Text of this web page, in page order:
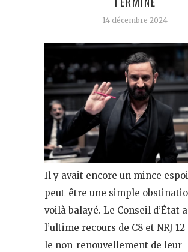
14 décembre 2024
Il y avait encore un mince
peut-être une simple
voilà balayé. Le Conseil d’État
l’ultime recours de C8 et NRJ
le non-renouvellement de leur